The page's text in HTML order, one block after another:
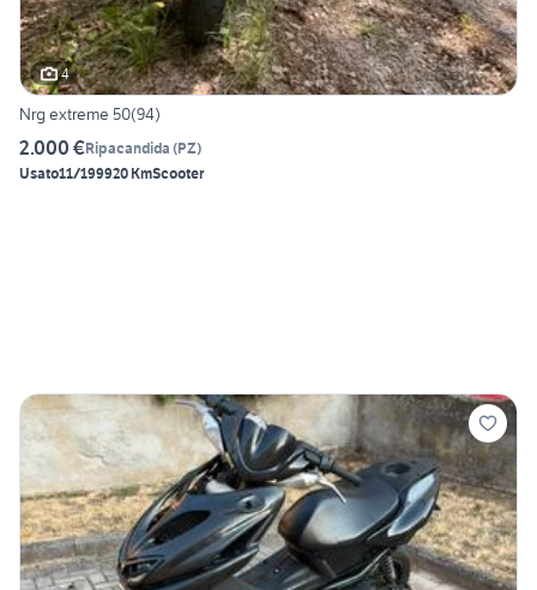
4
Nrg extreme 50(94)
2.000 €Ripacandida (PZ)
Usato11/199920 KmScooter